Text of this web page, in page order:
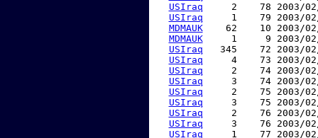
USIraq
2    78 2003/
USIraq
1    79 2003/
MDMAUK
62    10 2003/
MDMAUK
1     9 2003/
USIraq
345    72 2003/
USIraq
4    73 2003/
USIraq
2    74 2003/
USIraq
3    74 2003/
USIraq
2    75 2003/
USIraq
3    75 2003/
USIraq
2    76 2003/
USIraq
3    76 2003/
USIraq
1    77 2003/